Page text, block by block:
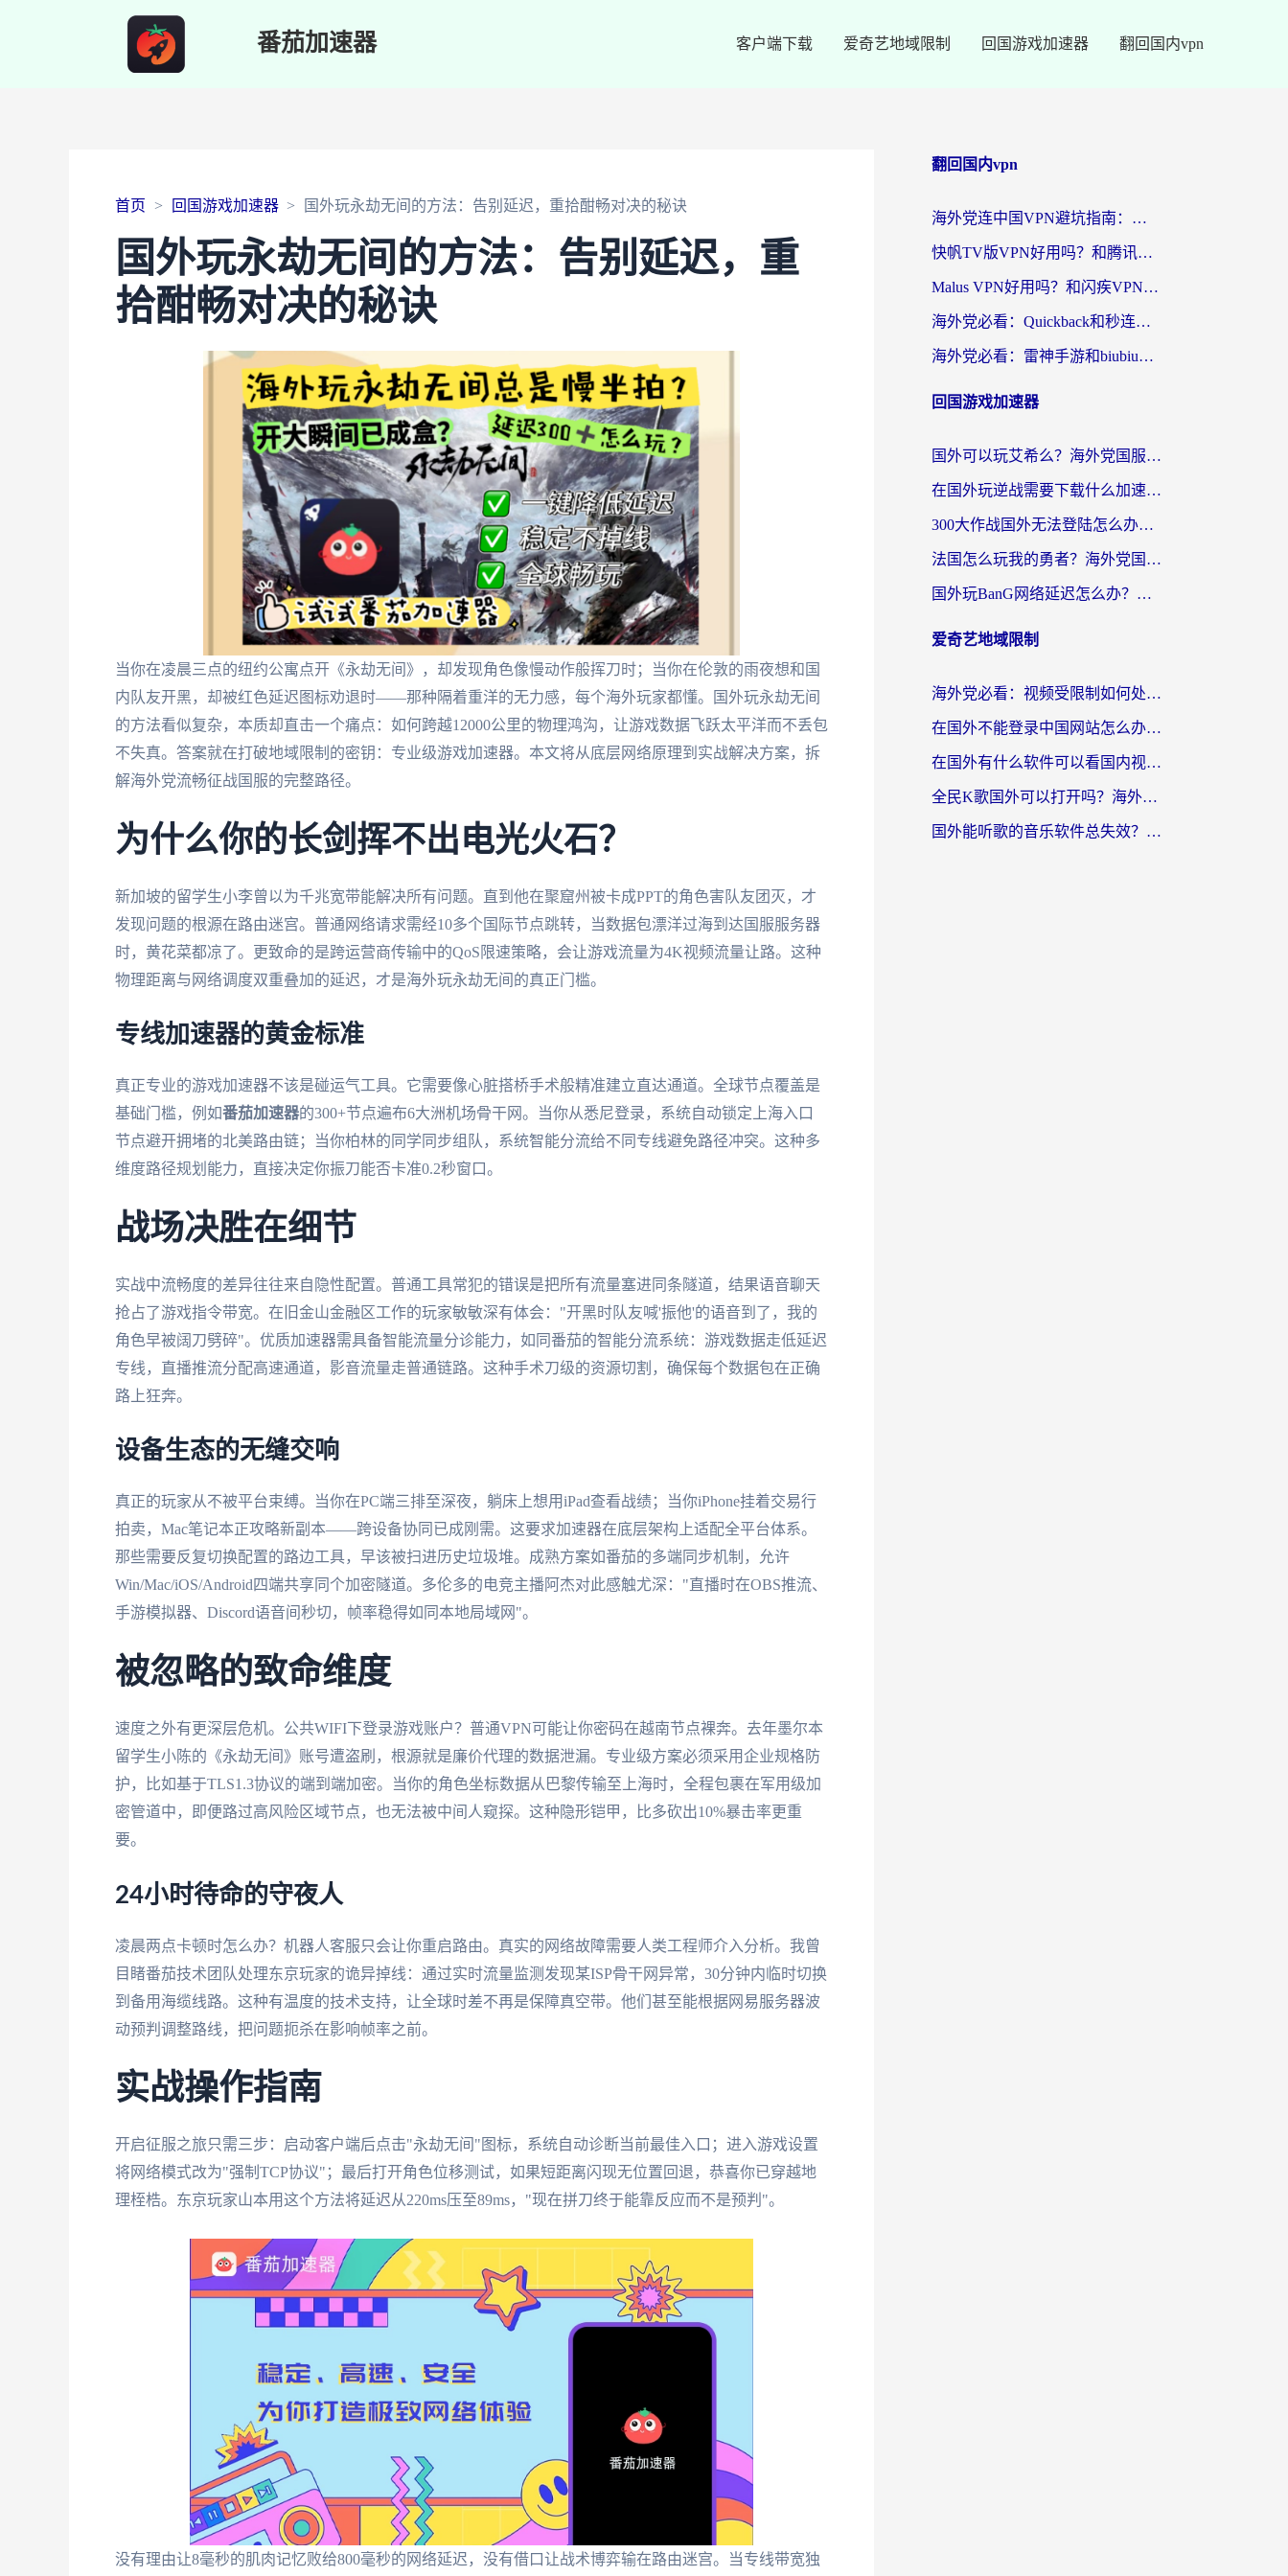
番茄加速器 客户端下载 爱奇艺地域限制 回国游戏加速器 翻回国内vpn
首页 回国游戏加速器 国外玩永劫无间的方法：告别延迟，重拾酣畅对决的秘诀
国外玩永劫无间的方法：告别延迟，重
拾酣畅对决的秘诀
当你在凌晨三点的纽约公寓点开《永劫无间》，却发现角色像慢动作般挥刀时；当你在伦敦的雨夜想和国
内队友开黑，却被红色延迟图标劝退时——那种隔着重洋的无力感，每个海外玩家都懂。国外玩永劫无间
的方法看似复杂，本质却直击一个痛点：如何跨越12000公里的物理鸿沟，让游戏数据飞跃太平洋而不丢包
不失真。答案就在打破地域限制的密钥：专业级游戏加速器。本文将从底层网络原理到实战解决方案，拆
解海外党流畅征战国服的完整路径。
为什么你的长剑挥不出电光火石？
新加坡的留学生小李曾以为千兆宽带能解决所有问题。直到他在聚窟州被卡成PPT的角色害队友团灭，才
发现问题的根源在路由迷宫。普通网络请求需经10多个国际节点跳转，当数据包漂洋过海到达国服服务器
时，黄花菜都凉了。更致命的是跨运营商传输中的QoS限速策略，会让游戏流量为4K视频流量让路。这种
物理距离与网络调度双重叠加的延迟，才是海外玩永劫无间的真正门槛。
专线加速器的黄金标准
真正专业的游戏加速器不该是碰运气工具。它需要像心脏搭桥手术般精准建立直达通道。全球节点覆盖是
基础门槛，例如番茄加速器的300+节点遍布6大洲机场骨干网。当你从悉尼登录，系统自动锁定上海入口
节点避开拥堵的北美路由链；当你柏林的同学同步组队，系统智能分流给不同专线避免路径冲突。这种多
维度路径规划能力，直接决定你振刀能否卡准0.2秒窗口。
战场决胜在细节
实战中流畅度的差异往往来自隐性配置。普通工具常犯的错误是把所有流量塞进同条隧道，结果语音聊天
抢占了游戏指令带宽。在旧金山金融区工作的玩家敏敏深有体会："开黑时队友喊'振他'的语音到了，我的
角色早被阔刀劈碎"。优质加速器需具备智能流量分诊能力，如同番茄的智能分流系统：游戏数据走低延迟
专线，直播推流分配高速通道，影音流量走普通链路。这种手术刀级的资源切割，确保每个数据包在正确
路上狂奔。
设备生态的无缝交响
真正的玩家从不被平台束缚。当你在PC端三排至深夜，躺床上想用iPad查看战绩；当你iPhone挂着交易行
拍卖，Mac笔记本正攻略新副本——跨设备协同已成刚需。这要求加速器在底层架构上适配全平台体系。
那些需要反复切换配置的路边工具，早该被扫进历史垃圾堆。成熟方案如番茄的多端同步机制，允许
Win/Mac/iOS/Android四端共享同个加密隧道。多伦多的电竞主播阿杰对此感触尤深："直播时在OBS推流、
手游模拟器、Discord语音间秒切，帧率稳得如同本地局域网"。
被忽略的致命维度
速度之外有更深层危机。公共WIFI下登录游戏账户？普通VPN可能让你密码在越南节点裸奔。去年墨尔本
留学生小陈的《永劫无间》账号遭盗刷，根源就是廉价代理的数据泄漏。专业级方案必须采用企业规格防
护，比如基于TLS1.3协议的端到端加密。当你的角色坐标数据从巴黎传输至上海时，全程包裹在军用级加
密管道中，即便路过高风险区域节点，也无法被中间人窥探。这种隐形铠甲，比多砍出10%暴击率更重
要。
24小时待命的守夜人
凌晨两点卡顿时怎么办？机器人客服只会让你重启路由。真实的网络故障需要人类工程师介入分析。我曾
目睹番茄技术团队处理东京玩家的诡异掉线：通过实时流量监测发现某ISP骨干网异常，30分钟内临时切换
到备用海缆线路。这种有温度的技术支持，让全球时差不再是保障真空带。他们甚至能根据网易服务器波
动预判调整路线，把问题扼杀在影响帧率之前。
实战操作指南
开启征服之旅只需三步：启动客户端后点击"永劫无间"图标，系统自动诊断当前最佳入口；进入游戏设置
将网络模式改为"强制TCP协议"；最后打开角色位移测试，如果短距离闪现无位置回退，恭喜你已穿越地
理桎梏。东京玩家山本用这个方法将延迟从220ms压至89ms，"现在拼刀终于能靠反应而不是预判"。
没有理由让8毫秒的肌肉记忆败给800毫秒的网络延迟，没有借口让战术博弈输在路由迷宫。当专线带宽独
翻回国内vpn
海外党连中国VPN避坑指南：如何选到真正能无缝刷国内资源的加速器？
快帆TV版VPN好用吗？和腾讯VPN对比哪个回国效果更好？海外党必看的真实体验指南
Malus VPN好用吗？和闪疾VPN对比哪个回国效果更好？海外华人的实用避坑指南
海外党必看：Quickback和秒连好用吗？3步选对回国加速器，无缝刷国内资源
海外党必看：雷神手游和biubiu好用吗？3招选对回国加速器无缝刷国内资源
回国游戏加速器
国外可以玩艾希么？海外党国服游戏畅玩终极指南（附加速器选择秘籍）
在国外玩逆战需要下载什么加速器呢？海外党亲测有效的国服游戏加速指南
300大作战国外无法登陆怎么办？海外玩家亲测有效的解决指南
法国怎么玩我的勇者？海外党国服游戏不卡攻略，附3款热门游戏加速实测
国外玩BanG网络延迟怎么办？海外玩家亲测有效的国服游戏加速指南
爱奇艺地域限制
海外党必看：视频受限制如何处理？3步解决国内剧番“看不了”难题
在国外不能登录中国网站怎么办？3步选对回国加速器，无缝刷剧、办业务
在国外有什么软件可以看国内视频？留学生亲测的追剧救星来了
全民K歌国外可以打开吗？海外党听歌听书无限制的实用指南
国外能听歌的音乐软件总失效？这篇教你怎么在海外流畅听网易云